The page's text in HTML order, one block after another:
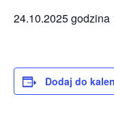
24.10.2025 godzina
Dodaj do